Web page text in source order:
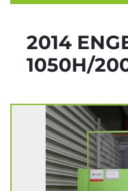
2014
1050H/